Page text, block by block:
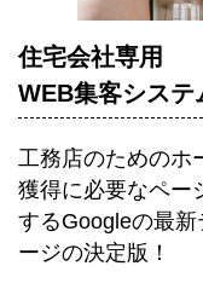
住宅会社専用
WEB集客システ
工務店のためのホ
獲得に必要なペー
するGoogleの最
ージの決定版！